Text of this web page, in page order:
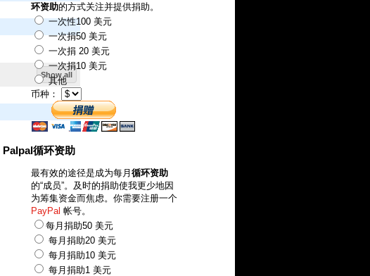
Show all
环资助的方式关注并提供捐助。
一次性100 美元
一次捐50 美元
一次捐 20 美元
一次捐10 美元
其他
币种：
Palpal循环资助
最有效的途径是成为每月 循环资助
的“成员”。及时的捐助使我更少地因
为筹集资金而焦虑。你需要注册一个
PayPal 帐号。
每月捐助50 美元
每月捐助20 美元
每月捐助10 美元
每月捐助1 美元